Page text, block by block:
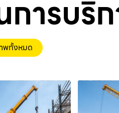
ารบริ
พทั้งหมด